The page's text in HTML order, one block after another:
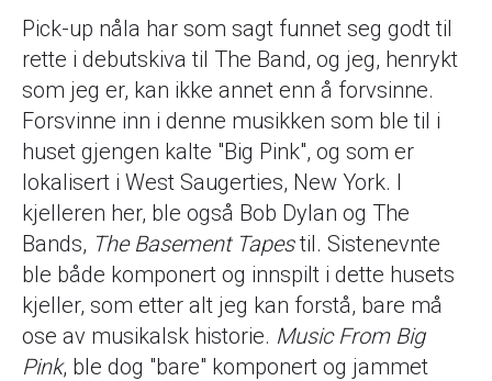
Pick-up nåla har som sagt funnet seg godt til
rette i debutskiva til The Band, og jeg, henrykt
som jeg er, kan ikke annet enn å forvsinne.
Forsvinne inn i denne musikken som ble til i
huset gjengen kalte "Big Pink", og som er
lokalisert i West Saugerties, New York. I
kjelleren her, ble også Bob Dylan og The
Bands, The Basement Tapestil. Sistenevnte
ble både komponert og innspilt i dette husets
kjeller, som etter alt jeg kan forstå, bare må
ose av musikalsk historie. Music From Big
Pink, ble dog "bare" komponert og jammet